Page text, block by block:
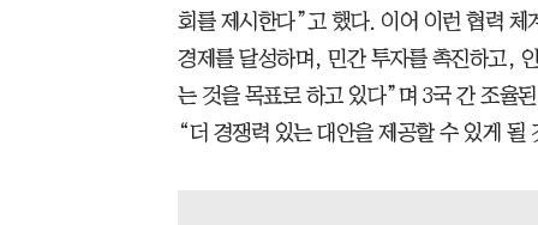
회를 제시한다”고 했다. 이어 이런 협력 체
경제를 달성하며, 민간 투자를 촉진하고,
는 것을 목표로 하고 있다”며 3국 간 조율
“더 경쟁력 있는 대안을 제공할 수 있게 될